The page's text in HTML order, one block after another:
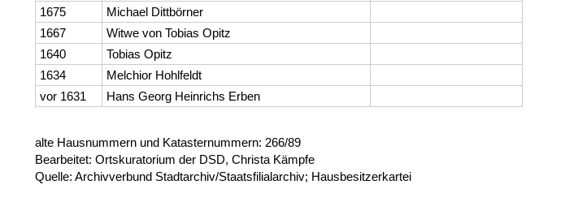
1675
Michael Dittbörner
1667
Witwe von Tobias Opitz
1640
Tobias Opitz
1634
Melchior Hohlfeldt
vor 1631
Hans Georg Heinrichs Erben
alte Hausnummern und Katasternummern: 266/89
Bearbeitet: Ortskuratorium der DSD, Christa Kämpfe
Quelle: Archivverbund Stadtarchiv/Staatsfilialarchiv; Hausbesitzerkartei